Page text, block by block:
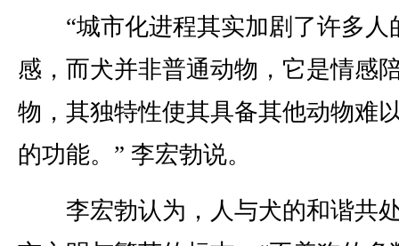
“城市化进程其实加剧了许多人
感，而犬并非普通动物，它是情感
物，其独特性使其具备其他动物难
的功能。” 李宏勃说。
李宏勃认为，人与犬的和谐共